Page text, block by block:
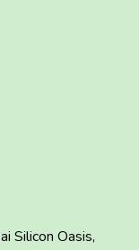
Silicon Oasis,